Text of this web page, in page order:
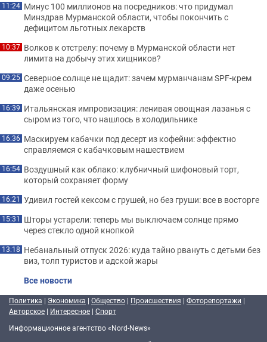
11:24 Минус 100 миллионов на посредников: что придумал
Минздрав Мурманской области, чтобы покончить с
дефицитом льготных лекарств
10:37 Волков к отстрелу: почему в Мурманской области нет
лимита на добычу этих хищников?
09:25 Северное солнце не щадит: зачем мурманчанам SPF-крем
даже осенью
16:39 Итальянская импровизация: ленивая овощная лазанья с
сыром из того, что нашлось в холодильнике
16:36 Маскируем кабачки под десерт из кофейни: эффектно
справляемся с кабачковым нашествием
16:54 Воздушный как облако: клубничный шифоновый торт,
который сохраняет форму
16:21 Удивил гостей кексом с грушей, но без груши: все в восторге
15:31 Шторы устарели: теперь мы выключаем солнце прямо
через стекло одной кнопкой
13:18 Небанальный отпуск 2026: куда тайно рвануть с детьми без
виз, толп туристов и адской жары
Все новости
Политика | Экономика | Общество | Происшествия | Фоторепортажи |
Авторское | Интересное | Спорт
Информационное агентство «Nord-News»